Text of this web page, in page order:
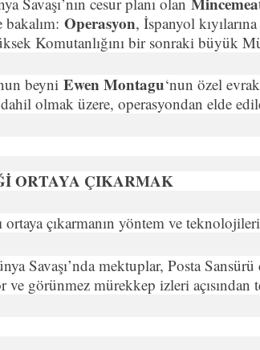
bakalım: Operasyon, İspanyol
Komutanlığını bir sonraki büyük
beyni Ewen Montagu‘nun özel
olmak üzere, operasyondan elde
ORTAYA ÇIKARMAK
ortaya çıkarmanın yöntem ve
Savaşı’nda mektuplar, Posta Sansürü
ve görünmez mürekkep izleri açısından